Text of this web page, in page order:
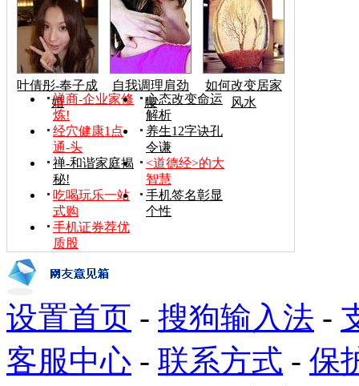
叶倩彤-奉子成
婚
自我调理肩劲
腰
如何改变居家
风水
禅商-企业家修
炼!
心态改变命运
解析
经穴健康1点
通-头
养生12字诀孔
令谦
禅-和谐家庭揭
秘!
<道德经>的大
智慧
吃喝玩乐一站
式购
手机签名彰显
个性
手机证券荐优
质股
设置首页 - 搜狗输入法 -
客服中心 - 联系方式 - 保